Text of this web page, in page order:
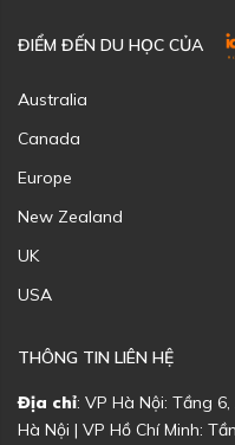
ĐIỂM ĐẾN DU HỌC CỦA
Australia
Canada
Europe
New Zealand
UK
USA
THÔNG TIN LIÊN HỆ
Địa chỉ: VP Hà Nội: Tầng
Hà Nội | VP Hồ Chí Minh: